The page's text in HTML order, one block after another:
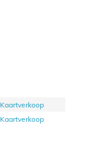
Kaartverkoop
Kaartverkoop